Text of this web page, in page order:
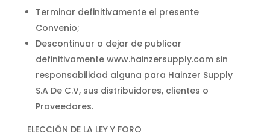
Terminar definitivamente el presente
Convenio;
Descontinuar o dejar de publicar
definitivamente www.hainzersupply.com sin
responsabilidad alguna para Hainzer Supply
S.A De C.V, sus distribuidores, clientes o
Proveedores.
ELECCIÓN DE LA LEY Y FORO